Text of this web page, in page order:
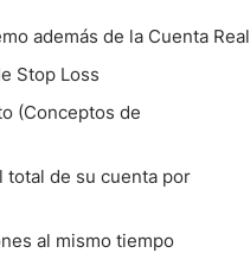
además de la Cuenta Real
Stop Loss
(Conceptos de
total de su cuenta por
al mismo tiempo